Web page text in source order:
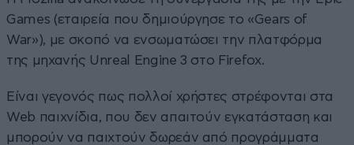
Games (εταιρεία που δημιούργησε το «Gears of
War»), με σκοπό να ενσωματώσει την πλατφόρμα
της μηχανής Unreal Engine 3 στο Firefox.
Είναι γεγονός πως πολλοί χρήστες στρέφονται στα
Web παιχνίδια, που δεν απαιτούν εγκατάσταση και
μπορούν να παιχτούν δωρεάν από προγράμματα